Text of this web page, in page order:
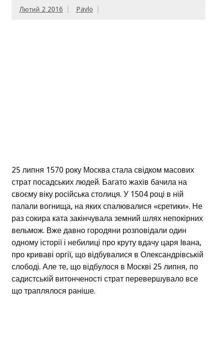
Лютий 2 2016 Pavlo
25 липня 1570 року Москва стала свідком масових
страт посадських людей. Багато жахів бачила на
своєму віку російська столиця. У 1504 році в ній
палали вогнища, на яких спалювалися «єретики». Не
раз сокира ката закінчувала земний шлях непокірних
вельмож. Вже давно городяни розповідали один
одному історії і небилиці про круту вдачу царя Івана,
про криваві оргії, що відбувалися в Олександрівській
слободі. Але те, що відбулося в Москві 25 липня, по
садистській витонченості страт перевершувало все
що траплялося раніше.